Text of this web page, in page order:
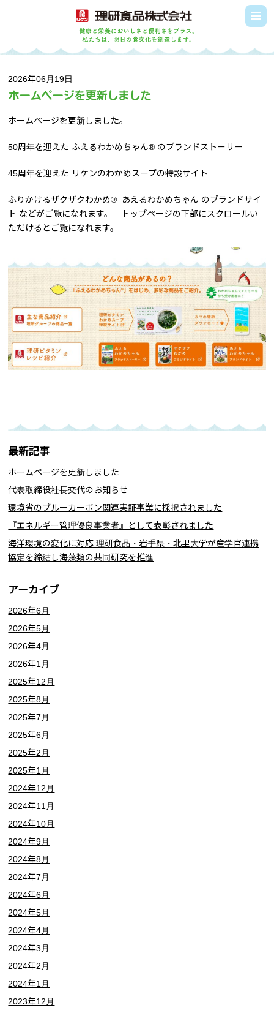
2026年06月19日
ホームページを更新しました
ホームページを更新しました。
50周年を迎えた ふえるわかめちゃん® のブランドストーリー
45周年を迎えた リケンのわかめスープの特設サイト
ふりかけるザクザクわかめ® あえるわかめちゃん のブランドサイ
ト などがご覧になれます。 トップページの下部にスクロールい
ただけるとご覧になれます。
最新記事
ホームページを更新しました
代表取締役社長交代のお知らせ
環境省のブルーカーボン関連実証事業に採択されました
『エネルギー管理優良事業者』として表彰されました
海洋環境の変化に対応 理研食品・岩手県・北里大学が産学官連携
協定を締結し海藻類の共同研究を推進
アーカイブ
2026年6月
2026年5月
2026年4月
2026年1月
2025年12月
2025年8月
2025年7月
2025年6月
2025年2月
2025年1月
2024年12月
2024年11月
2024年10月
2024年9月
2024年8月
2024年7月
2024年6月
2024年5月
2024年4月
2024年3月
2024年2月
2024年1月
2023年12月